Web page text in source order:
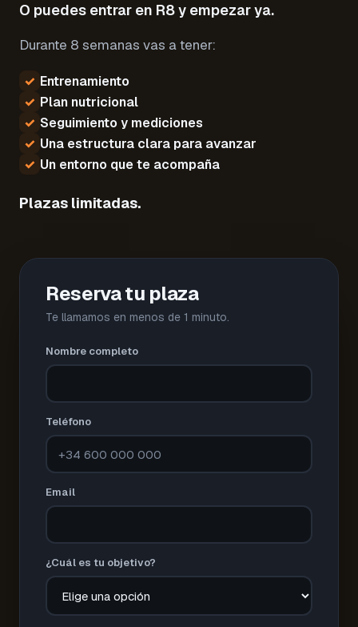
O puedes entrar en R8 y empezar ya.
Durante 8 semanas vas a tener:
✓ Entrenamiento
✓ Plan nutricional
✓ Seguimiento y mediciones
✓ Una estructura clara para avanzar
✓ Un entorno que te acompaña
Plazas limitadas.
Reserva tu plaza
Te llamamos en menos de 1 minuto.
Nombre completo
Teléfono
Email
¿Cuál es tu objetivo?